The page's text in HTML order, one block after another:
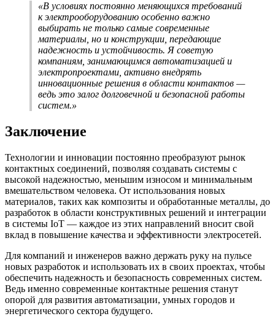
«В условиях постоянно меняющихся требований
к электрооборудованию особенно важно
выбирать не только самые современные
материалы, но и конструкции, передающие
надежность и устойчивость. Я советую
компаниям, занимающимся автоматизацией и
электропроектами, активно внедрять
инновационные решения в области контактов —
ведь это залог долговечной и безопасной работы
систем.»
Заключение
Технологии и инновации постоянно преобразуют рынок
контактных соединений, позволяя создавать системы с
высокой надежностью, меньшим износом и минимальным
вмешательством человека. От использования новых
материалов, таких как композиты и обработанные металлы, до
разработок в области конструктивных решений и интеграции
в системы IoT — каждое из этих направлений вносит свой
вклад в повышение качества и эффективности электросетей.
Для компаний и инженеров важно держать руку на пульсе
новых разработок и использовать их в своих проектах, чтобы
обеспечить надежность и безопасность современных систем.
Ведь именно современные контактные решения станут
опорой для развития автоматизации, умных городов и
энергетического сектора будущего.